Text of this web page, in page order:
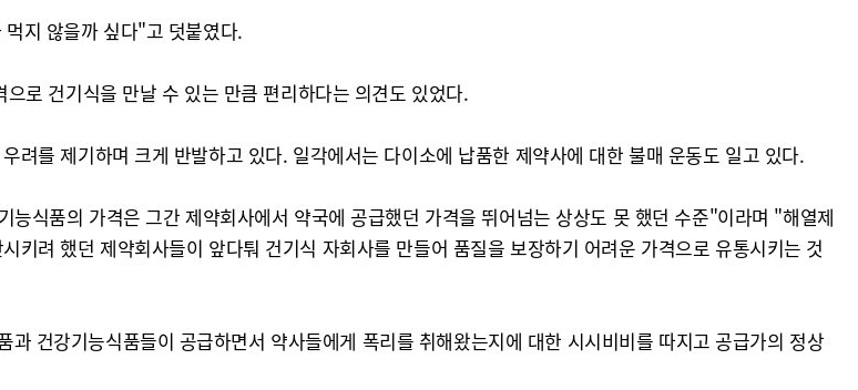
지 않을까 싶다"고 덧붙였다.
로 건기식을 만날 수 있는 만큼 편리하다는 의견도 있었다.
려를 제기하며 크게 반발하고 있다. 일각에서는 다이소에 납품한 제약사에 대한 불매 운동도 일고 있다.
식품의 가격은 그간 제약회사에서 약국에 공급했던 가격을 뛰어넘는 상상도 못 했던 수준"이라며 "해열제
려 했던 제약회사들이 앞다퉈 건기식 자회사를 만들어 품질을 보장하기 어려운 가격으로 유통시키는 것
건강기능식품들이 공급하면서 약사들에게 폭리를 취해왔는지에 대한 시시비비를 따지고 공급가의 정상